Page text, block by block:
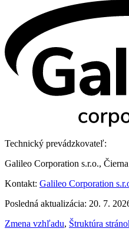
Technický prevádzkovateľ:
Galileo Corporation s.r.o.,
Kontakt: Galileo Corporation
Posledná aktualizácia: 20. 7.
Zmena vzhľadu, Štruktúra